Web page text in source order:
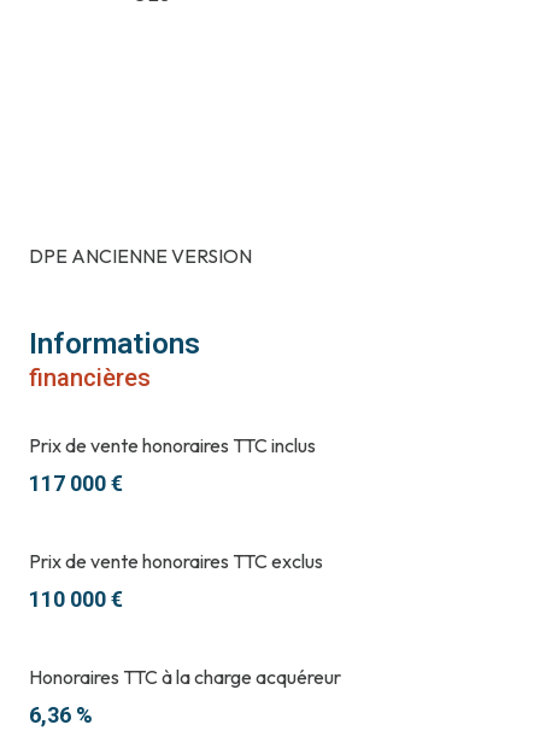
DPE ANCIENNE VERSION
Informations
financières
Prix de vente honoraires TTC inclus
117 000 €
Prix de vente honoraires TTC exclus
110 000 €
Honoraires TTC à la charge acquéreur
6,36 %